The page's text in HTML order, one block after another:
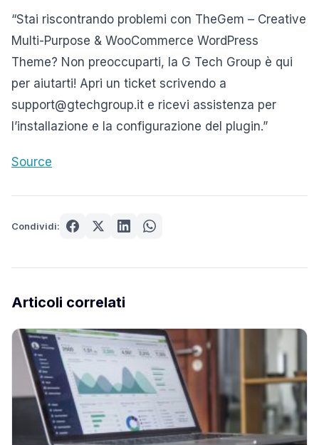
“Stai riscontrando problemi con TheGem – Creative
Multi-Purpose & WooCommerce WordPress
Theme? Non preoccuparti, la G Tech Group è qui
per aiutarti! Apri un ticket scrivendo a
support@gtechgroup.it e ricevi assistenza per
l’installazione e la configurazione del plugin.”
Source
Condividi:
Articoli correlati